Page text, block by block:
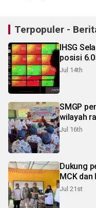
Terpopuler -
IHSG
posisi
Jul 14th
SMGP
wilayah
Jul 16th
Dukung
MCK
Jul 21st